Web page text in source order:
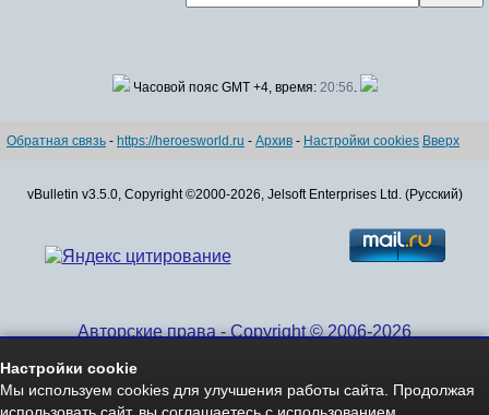
Часовой пояс GMT +4, время: 20:56.
Обратная связь - https://heroesworld.ru - Архив - Настройки cookies Вверх
vBulletin v3.5.0, Copyright ©2000-2026, Jelsoft Enterprises Ltd. (Русский)
Авторские права - Copyright © 2006-2026
Настройки cookie
Мы используем cookies для улучшения работы сайта. Продолжая
использовать сайт, вы соглашаетесь с использованием